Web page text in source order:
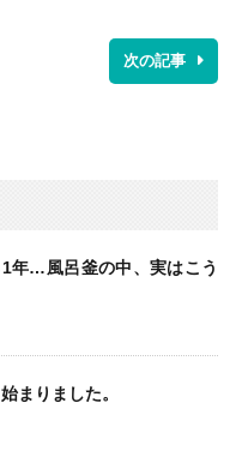
次の記事
1年…風呂釜の中、実はこう
まりました。